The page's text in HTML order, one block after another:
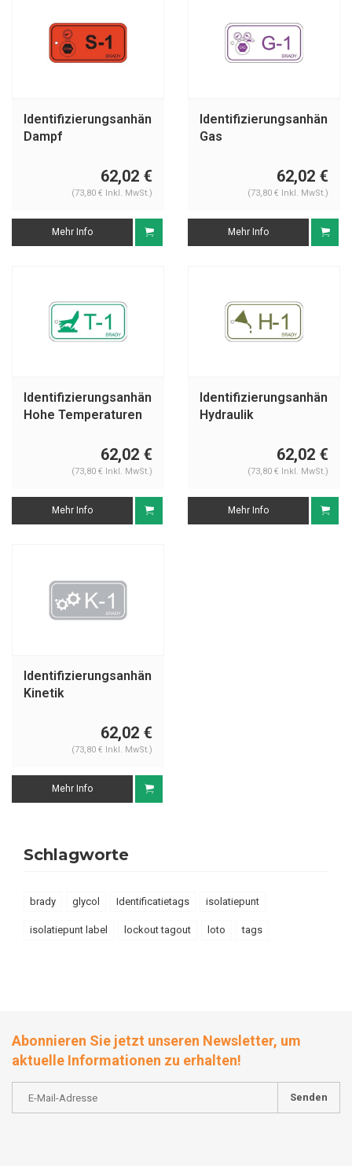
Identifizierungsanhänger
Dampf
62,02 €
(73,80 € Inkl. MwSt.)
Mehr Info
Identifizierungsanhänger
Gas
62,02 €
(73,80 € Inkl. MwSt.)
Mehr Info
Identifizierungsanhänger
Hohe Temperaturen
62,02 €
(73,80 € Inkl. MwSt.)
Mehr Info
Identifizierungsanhänger
Hydraulik
62,02 €
(73,80 € Inkl. MwSt.)
Mehr Info
Identifizierungsanhänger
Kinetik
62,02 €
(73,80 € Inkl. MwSt.)
Mehr Info
Schlagworte
brady glycol Identificatietags isolatiepunt
isolatiepunt label lockout tagout loto tags
Abonnieren Sie jetzt unseren Newsletter, um
aktuelle Informationen zu erhalten!
Senden